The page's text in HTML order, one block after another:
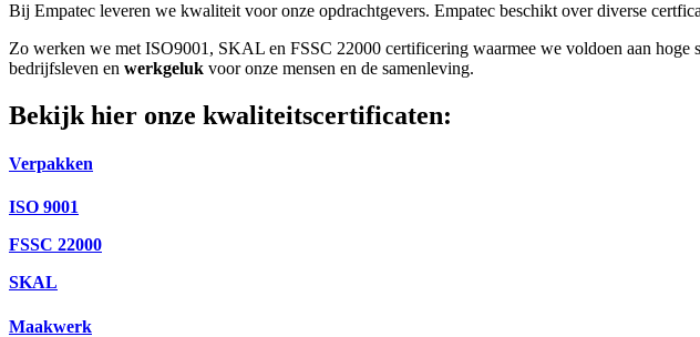
Bij Empatec leveren we kwaliteit voor onze opdrachtgevers. Empatec beschikt over diverse
Zo werken we met ISO9001, SKAL en FSSC 22000 certificering waarmee we voldoen aan
bedrijfsleven en werkgeluk voor onze mensen en de samenleving.
Bekijk hier onze kwaliteitscertificaten:
Verpakken
ISO 9001
FSSC 22000
SKAL
Maakwerk